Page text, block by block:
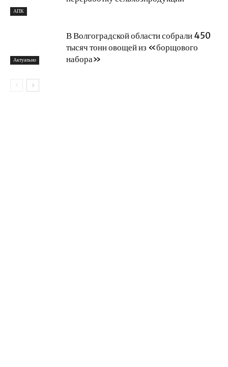
АПК
Актуально
В Волгоградской области собрали 450
тысяч тонн овощей из «борщового
набора»